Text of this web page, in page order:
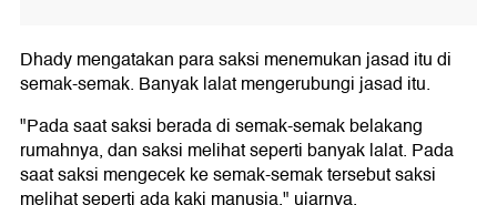
Dhady mengatakan para saksi menemukan jasad itu di
semak-semak. Banyak lalat mengerubungi jasad itu.
"Pada saat saksi berada di semak-semak belakang
rumahnya, dan saksi melihat seperti banyak lalat. Pada
saat saksi mengecek ke semak-semak tersebut saksi